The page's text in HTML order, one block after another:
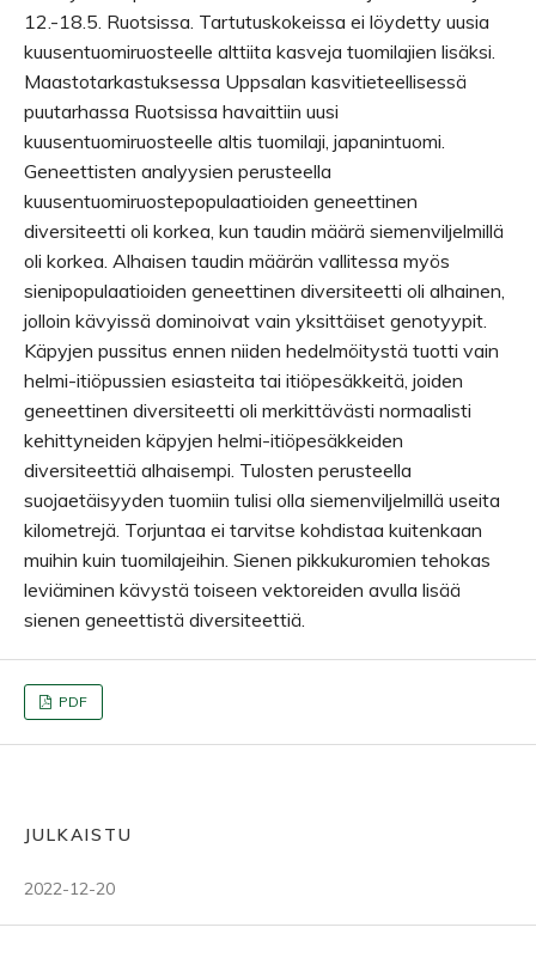
12.-18.5. Ruotsissa. Tartutuskokeissa ei löydetty uusia
kuusentuomiruosteelle alttiita kasveja tuomilajien lisäksi.
Maastotarkastuksessa Uppsalan kasvitieteellisessä
puutarhassa Ruotsissa havaittiin uusi
kuusentuomiruosteelle altis tuomilaji, japanintuomi.
Geneettisten analyysien perusteella
kuusentuomiruostepopulaatioiden geneettinen
diversiteetti oli korkea, kun taudin määrä siemenviljelmillä
oli korkea. Alhaisen taudin määrän vallitessa myös
sienipopulaatioiden geneettinen diversiteetti oli alhainen,
jolloin kävyissä dominoivat vain yksittäiset genotyypit.
Käpyjen pussitus ennen niiden hedelmöitystä tuotti vain
helmi-itiöpussien esiasteita tai itiöpesäkkeitä, joiden
geneettinen diversiteetti oli merkittävästi normaalisti
kehittyneiden käpyjen helmi-itiöpesäkkeiden
diversiteettiä alhaisempi. Tulosten perusteella
suojaetäisyyden tuomiin tulisi olla siemenviljelmillä useita
kilometrejä. Torjuntaa ei tarvitse kohdistaa kuitenkaan
muihin kuin tuomilajeihin. Sienen pikkukuromien tehokas
leviäminen kävystä toiseen vektoreiden avulla lisää
sienen geneettistä diversiteettiä.
PDF
JULKAISTU
2022-12-20